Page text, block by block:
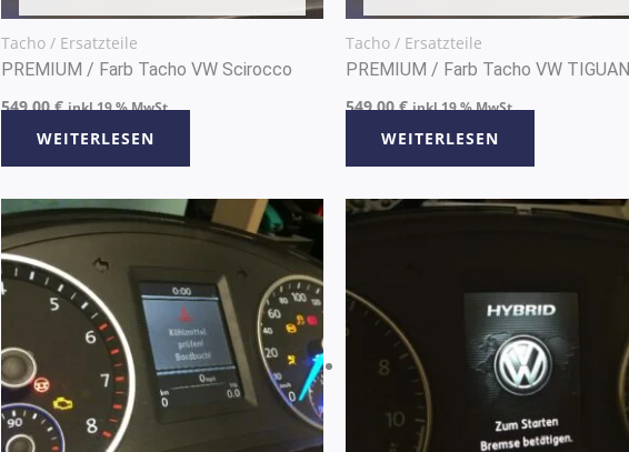
Tacho / Ersatzteile
PREMIUM / Farb Tacho VW Scirocco
549,00€ inkl 19 % MwSt
WEITERLESEN
Tacho / Ersatzteile
PREMIUM / Farb Tacho VW TIGUAN
549,00€ inkl 19 % MwSt
WEITERLESEN